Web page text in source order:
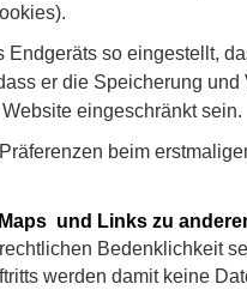
Endgeräts so eingestellt,
er die Speicherung
eingeschränkt sein.
beim
und Links zu
Bedenklichkeit
werden damit keine